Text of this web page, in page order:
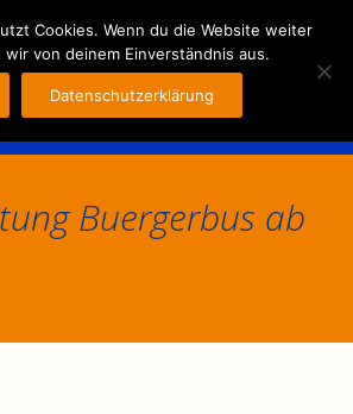
Buergerbus ab
Cookies. Wenn du die Website weiter
von deinem Einverständnis aus.
Datenschutzerklärung